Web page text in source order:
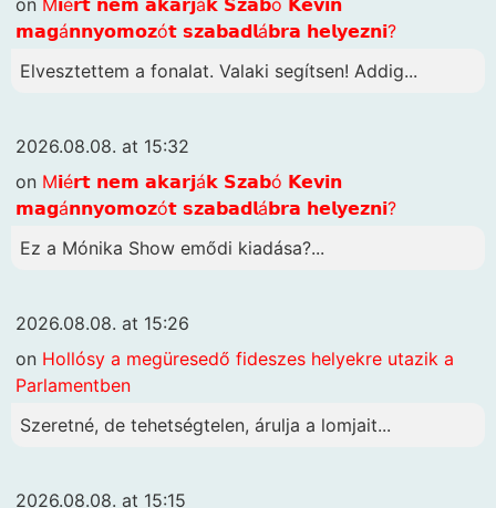
𝗺𝗮𝗴á𝗻𝗻𝘆𝗼𝗺𝗼𝘇ó𝘁 𝘀𝘇𝗮𝗯𝗮𝗱𝗹á𝗯𝗿𝗮 𝗵𝗲𝗹𝘆𝗲𝘇𝗻𝗶?
Elvesztettem a fonalat. Valaki segítsen! Addig...
2026.08.08. at 15:32
on M𝗶é𝗿𝘁 𝗻𝗲𝗺 𝗮𝗸𝗮𝗿𝗷á𝗸 𝗦𝘇𝗮𝗯ó 𝗞𝗲𝘃𝗶𝗻
𝗺𝗮𝗴á𝗻𝗻𝘆𝗼𝗺𝗼𝘇ó𝘁 𝘀𝘇𝗮𝗯𝗮𝗱𝗹á𝗯𝗿𝗮 𝗵𝗲𝗹𝘆𝗲𝘇𝗻𝗶?
Ez a Mónika Show emődi kiadása?...
2026.08.08. at 15:26
on Hollósy a megüresedő fideszes helyekre utazik a
Parlamentben
Szeretné, de tehetségtelen, árulja a lomjait...
2026.08.08. at 15:15